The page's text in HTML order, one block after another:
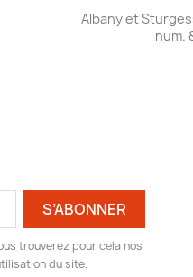

Albany et
num.
trouverez pour cela nos
du site.